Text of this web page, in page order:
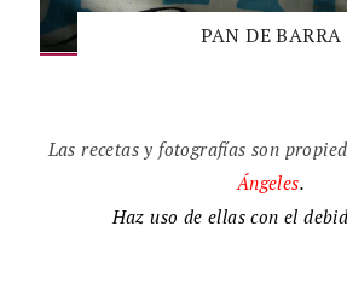
PAN DE BARRA
Las recetas y fotografías son
Ángeles.
Haz uso de ellas con el